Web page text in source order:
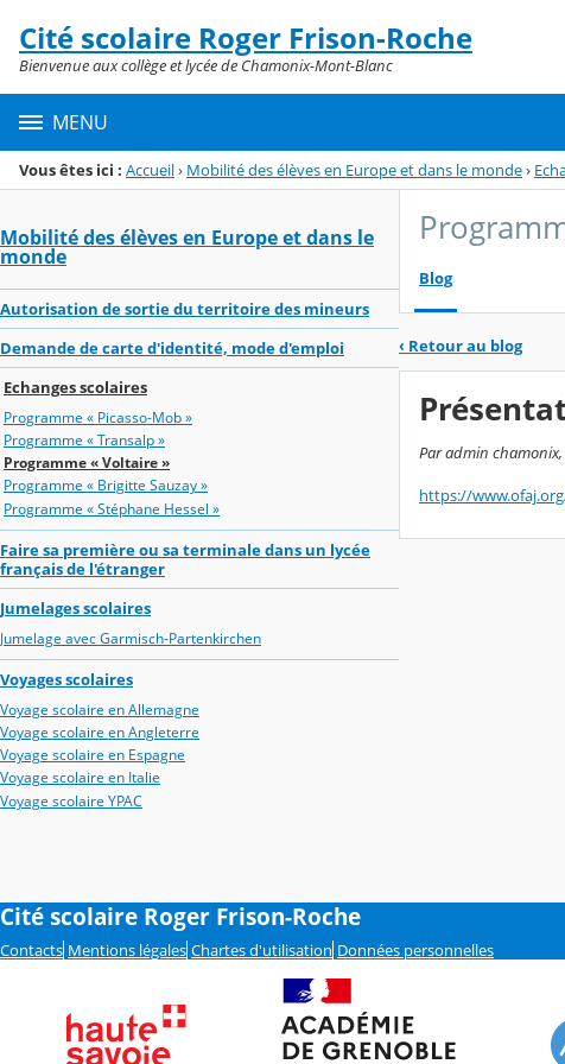
Menu de la rubrique
Contenu
Cité scolaire Roger Frison-Roche
Bienvenue aux collège et lycée de Chamonix-Mont-Blanc
MENU
Vous êtes ici : Accueil› Mobilité des élèves en Europe et dans le monde›
Mobilité des élèves en Europe et dans le
monde
Autorisation de sortie du territoire des mineurs
Demande de carte d'identité, mode d'emploi
Echanges scolaires
Programme « Picasso-Mob »
Programme « Transalp »
Programme « Voltaire »
Programme « Brigitte Sauzay »
Programme « Stéphane Hessel »
Faire sa première ou sa terminale dans un lycée
français de l'étranger
Jumelages scolaires
Jumelage avec Garmisch-Partenkirchen
Voyages scolaires
Voyage scolaire en Allemagne
Voyage scolaire en Angleterre
Voyage scolaire en Espagne
Voyage scolaire en Italie
Voyage scolaire YPAC
Blog
‹ Retour au blog
Par admin
https://
Cité scolaire Roger Frison-Roche
Contacts Mentions légales Chartes d'utilisation Données personnelles